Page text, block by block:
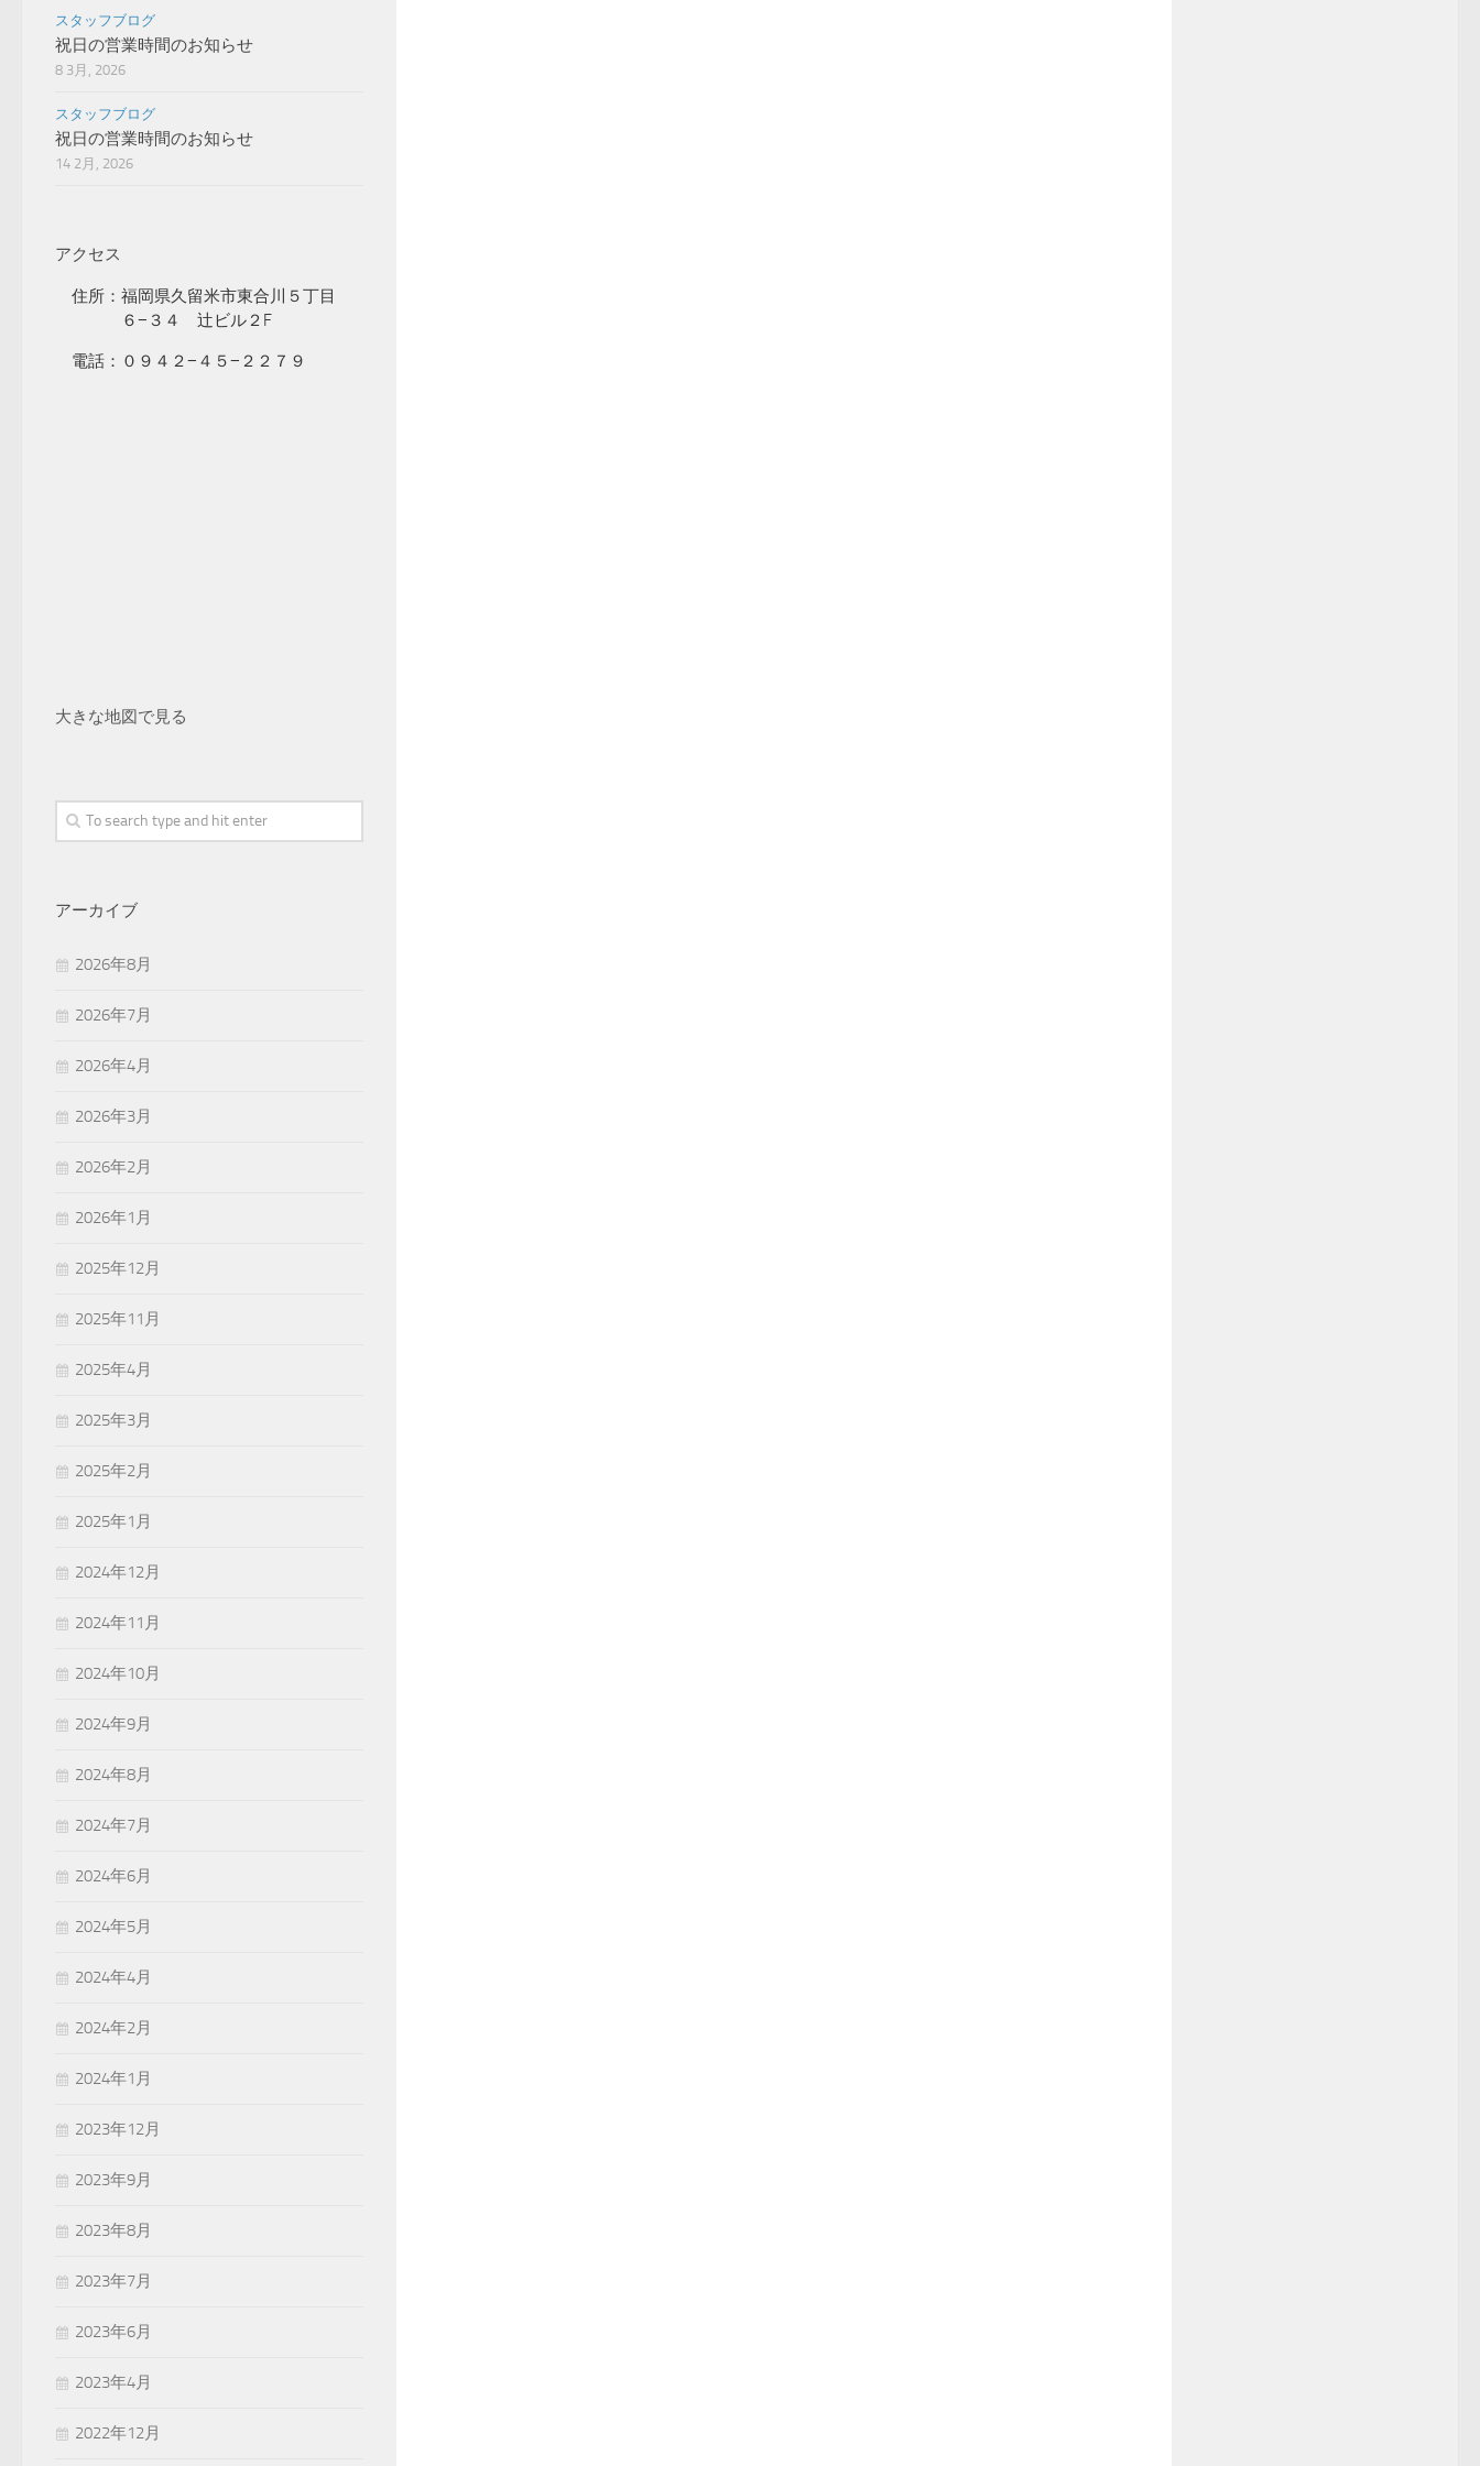
スタッフブログ
祝日の営業時間のお知らせ
8 3月, 2026
スタッフブログ
祝日の営業時間のお知らせ
14 2月, 2026
アクセス
住所：福岡県久留米市東合川５丁目
６−３４ 辻ビル２F
電話：０９４２−４５−２２７９
大きな地図で見る
アーカイブ
2026年8月
2026年7月
2026年4月
2026年3月
2026年2月
2026年1月
2025年12月
2025年11月
2025年4月
2025年3月
2025年2月
2025年1月
2024年12月
2024年11月
2024年10月
2024年9月
2024年8月
2024年7月
2024年6月
2024年5月
2024年4月
2024年2月
2024年1月
2023年12月
2023年9月
2023年8月
2023年7月
2023年6月
2023年4月
2022年12月